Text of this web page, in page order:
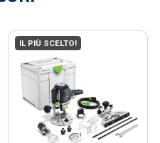
IL PIÙ SCELTO!